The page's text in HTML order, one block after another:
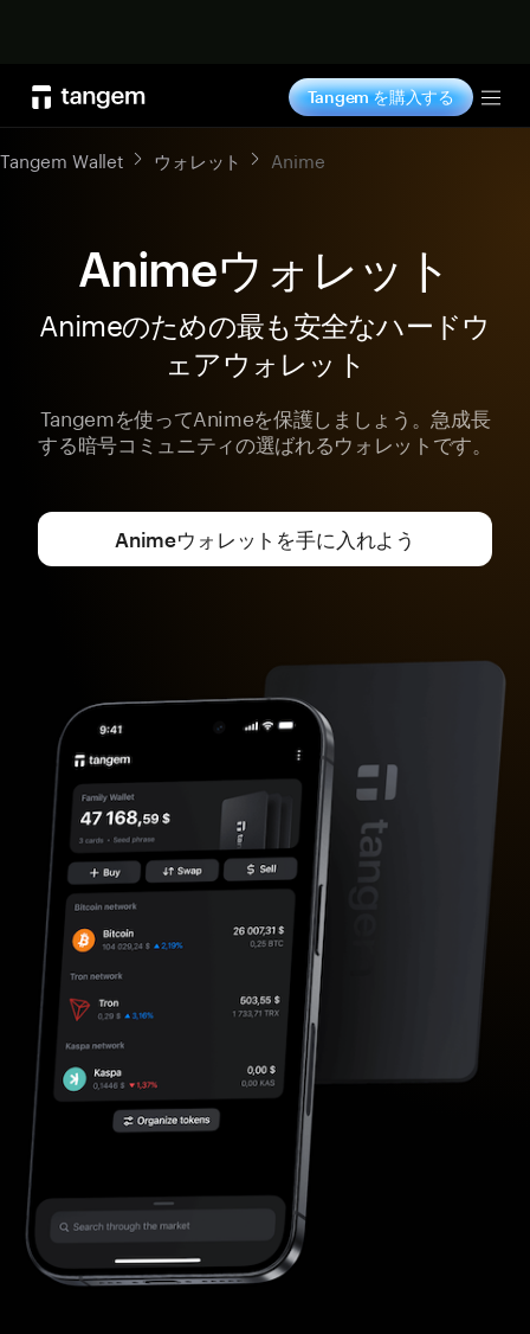
Tangem を購入する
Tangem Wallet ウォレット Anime
Animeウォレット
Animeのための最も安全なハードウ
ェアウォレット
Tangemを使ってAnimeを保護しましょう。急成長
する暗号コミュニティの選ばれるウォレットです。
Animeウォレットを手に入れよう